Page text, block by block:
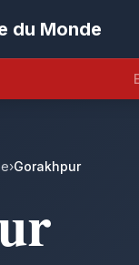
du Monde
›Gorakhpur